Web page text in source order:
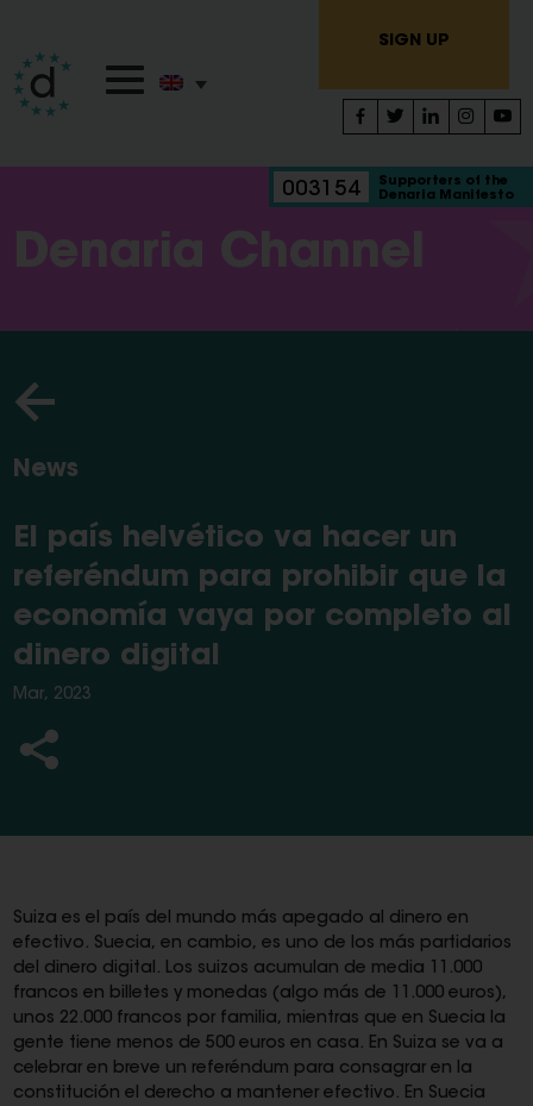
SIGN UP
003154
Supporters of the
Denaria Manifesto
Denaria Channel
News
El país helvético va hacer un
referéndum para prohibir que la
economía vaya por completo al
dinero digital
Mar, 2023
Suiza es el país del mundo más apegado al dinero en
efectivo. Suecia, en cambio, es uno de los más partidarios
del dinero digital. Los suizos acumulan de media 11.000
francos en billetes y monedas (algo más de 11.000 euros),
unos 22.000 francos por familia, mientras que en Suecia la
gente tiene menos de 500 euros en casa. En Suiza se va a
celebrar en breve un referéndum para consagrar en la
constitución el derecho a mantener efectivo. En Suecia